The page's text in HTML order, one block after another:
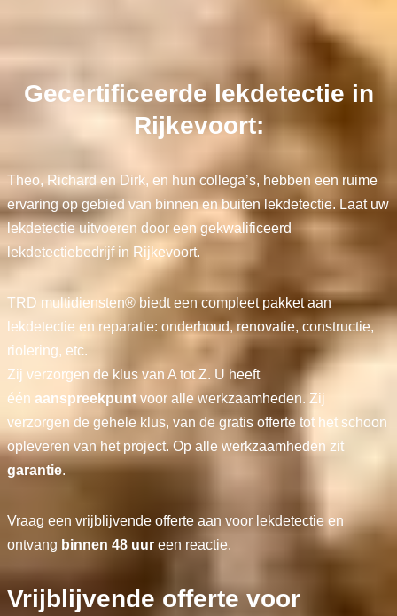
Gecertificeerde lekdetectie in
Rijkevoort:
Theo, Richard en Dirk, en hun collega’s, hebben een ruime
ervaring op gebied van binnen en buiten lekdetectie. Laat uw
lekdetectie uitvoeren door een gekwalificeerd
lekdetectiebedrijf in Rijkevoort.
TRD multidiensten® biedt een compleet pakket aan
lekdetectie en reparatie: onderhoud, renovatie, constructie,
riolering, etc.
Zij verzorgen de klus van A tot Z. U heeft
één aanspreekpuntvoor alle werkzaamheden. Zij
verzorgen de gehele klus, van de gratis offerte tot het schoon
opleveren van het project. Op alle werkzaamheden zit
garantie.
Vraag een vrijblijvende offerte aan voor lekdetectie en
ontvang binnen 48 uureen reactie.
Vrijblijvende offerte voor